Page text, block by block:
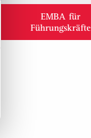
EMBA für
Führungskräfte